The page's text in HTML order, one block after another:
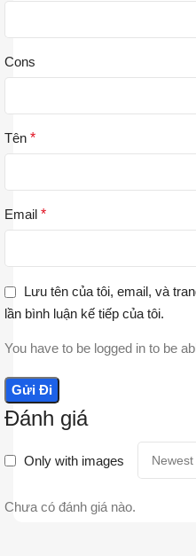
Đánh giá
Only with images
Chưa có đánh giá nào.
Cons
Tên *
Email *
Lưu tên của tôi, email, và
lần bình luận kế tiếp của tôi.
You have to be logged in to be